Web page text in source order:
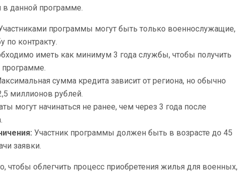
данной программе.
программы могут быть только военнослужащие,
по контракту.
иметь как минимум 3 года службы, чтобы получить
программе.
сумма кредита зависит от региона, но обычно
миллионов рублей.
могут начинаться не ранее, чем через 3 года после
Участник программы должен быть в возрасте до 45
заявки.
чтобы облегчить процесс приобретения жилья для военных,